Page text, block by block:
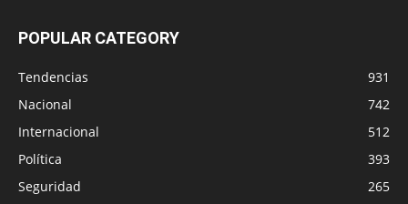
POPULAR CATEGORY
Tendencias
931
Nacional
742
Internacional
512
Política
393
Seguridad
265